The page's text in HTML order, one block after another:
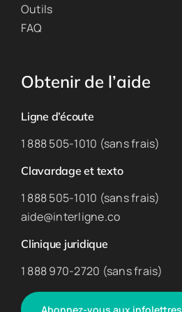
Outils
FAQ
Obtenir de l’aide
Ligne d’écoute
1 888 505-1010 (sans frais)
Clavardage et texto
1 888 505-1010 (sans frais)
aide@interligne.co
Clinique juridique
1 888 970-2720 (sans frais)